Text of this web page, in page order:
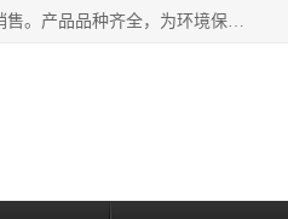
江苏天瑞仪器股份有限公司专业从事光谱、色谱、质谱等分析测试仪器及其软件的研发、生产和销售。产品品种齐全，为环境保护与安全、工业测试与分析及其它领域提供专业解决方案。 为客户提供更加先进的产品和更加满意的服务。